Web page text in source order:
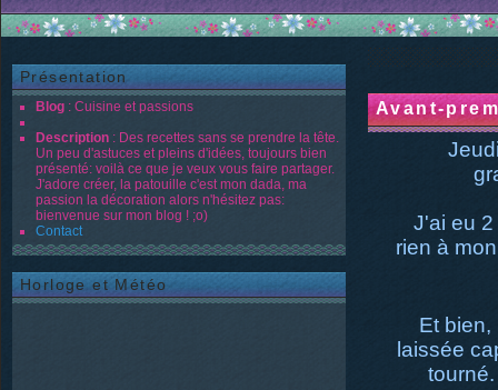
Présentation
Blog : Cuisine et passions
Description : Des recettes sans se prendre la tête.
Un peu d'astuces et pleins d'idées, toujours bien
présenté: voilà ce que je veux vous faire partager.
J'adore créer, la patouille c'est mon dada, ma
passion la décoration alors n'hésitez pas:
bienvenue sur mon blog ! ;o)
Contact
Horloge et Météo
Avant-
J'ai eu
rien à
Et bien,
laissée